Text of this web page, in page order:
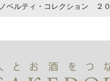
ノベルティ・コレクション ２０